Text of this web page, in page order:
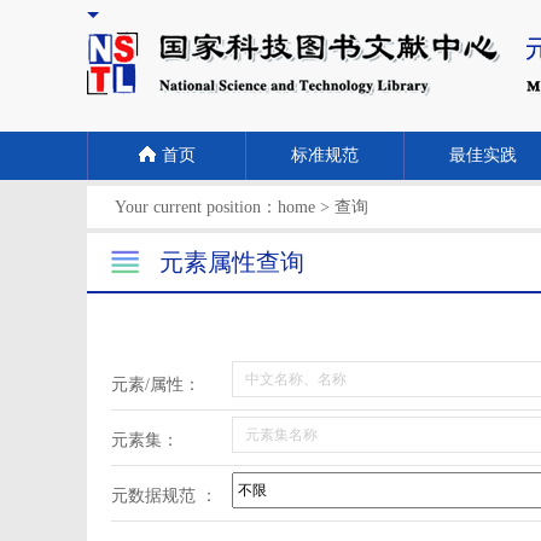
首页 标准规范 最佳实践
Your current position： home > 查询
元素属性查询
元素/属性：
元素集：
元数据规范 ：